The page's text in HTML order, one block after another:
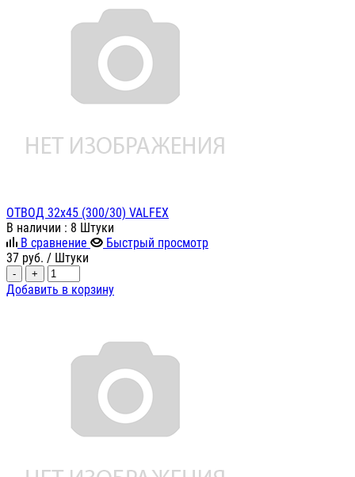
ОТВОД 32х45 (300/30) VALFEX
В наличии : 8 Штуки
В сравнение
Быстрый просмотр
37 руб. / Штуки
- +
Добавить в корзину